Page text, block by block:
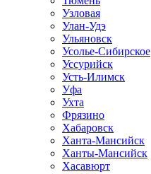
Узловая
Улан-Удэ
Ульяновск
Усолье-Сибирское
Уссурийск
Усть-Илимск
Уфа
Ухта
Фрязино
Хабаровск
Ханта-Мансийск
Ханты-Мансийск
Хасавюрт